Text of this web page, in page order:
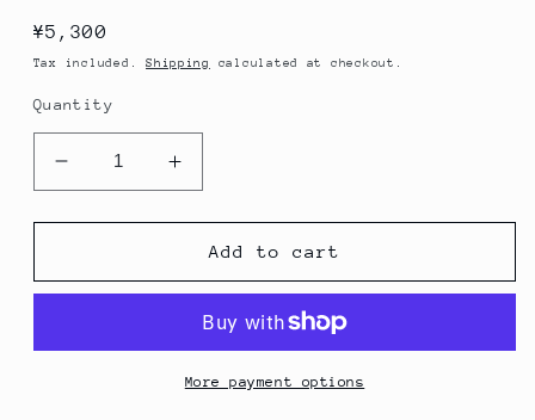
Regular
price
¥5,300
Tax included.Shipping calculated at checkout.
Quantity
Decrease
quantity
for
カ
Increase
quantity
for
KSE39
カ
シ
Add to cart
More payment options